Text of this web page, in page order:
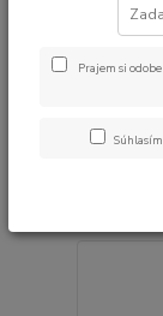
Prajem si